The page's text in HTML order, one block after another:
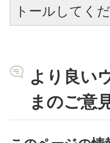
トールしてくだ
より良い
まのご意